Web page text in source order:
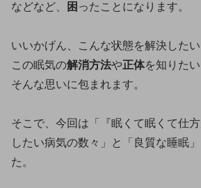
などなど、 困 ったことになります。
いいかげん、こんな状態を解決したい
この眠気の解消方法や正体を知りたい
そんな思いに包まれます。
そこで、今回は「『眠くて眠くて仕
したい病気の数々」と「良質な睡眠
た。